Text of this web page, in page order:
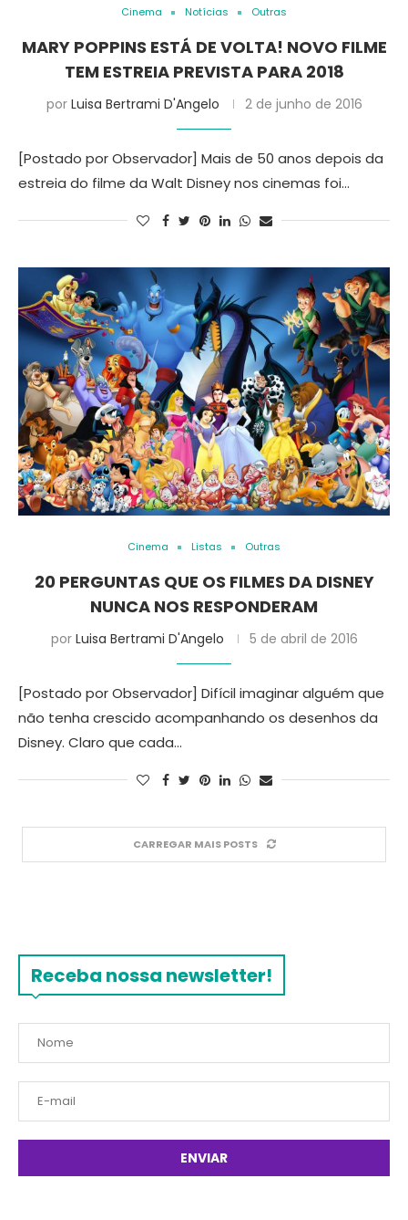
Cinema Notícias Outras
MARY POPPINS ESTÁ DE VOLTA! NOVO FILME
TEM ESTREIA PREVISTA PARA 2018
por Luisa Bertrami D'Angelo 2 de junho de 2016
[Postado por Observador] Mais de 50 anos depois da
estreia do filme da Walt Disney nos cinemas foi…
Cinema Listas Outras
20 PERGUNTAS QUE OS FILMES DA DISNEY
NUNCA NOS RESPONDERAM
por Luisa Bertrami D'Angelo 5 de abril de 2016
[Postado por Observador] Difícil imaginar alguém que
não tenha crescido acompanhando os desenhos da
Disney. Claro que cada…
CARREGAR MAIS POSTS
Receba nossa newsletter!